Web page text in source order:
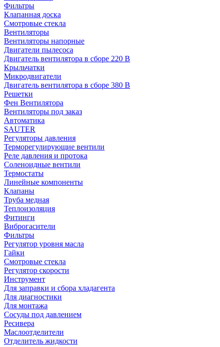
Фильтры
Клапанная доска
Смотровые стекла
Вентиляторы
Вентиляторы напорные
Двигатели пылесоса
Двигатель вентилятора в сборе 220 В
Крыльчатки
Микродвигатели
Двигатель вентилятора в сборе 380 В
Решетки
Фен Вентилятора
Вентиляторы под заказ
Автоматика
SAUTER
Регуляторы давления
Терморегулирующие вентили
Реле давления и протока
Соленоидные вентили
Термостаты
Линейные компоненты
Клапаны
Труба медная
Теплоизоляция
Фитинги
Виброгасители
Фильтры
Регулятор уровня масла
Гайки
Смотровые стекла
Регулятор скорости
Инструмент
Для заправки и сбора хладагента
Для диагностики
Для монтажа
Сосуды под давлением
Ресивера
Маслоотделители
Отделитель жидкости